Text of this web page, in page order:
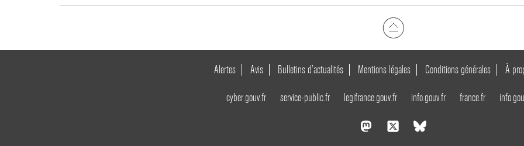
Alertes Avis Bulletins d’actualités Mentions légales Conditions générales À
cyber.gouv.fr service-public.fr legifrance.gouv.fr info.gouv.fr france.fr